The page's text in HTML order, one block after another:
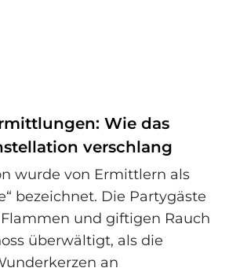
Wie das
verschlang
wurde von Ermittlern als
bezeichnet. Die Partygäste
und giftigen Rauch
überwältigt, als die
an